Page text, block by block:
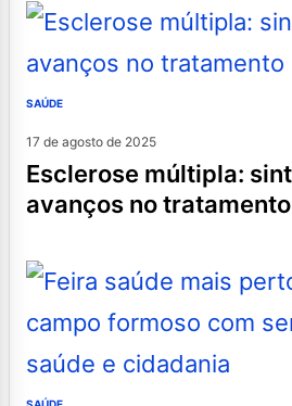
SAÚDE
17 de agosto de 2025
esclerose múltipla: sintomas e
avanços no tratamento